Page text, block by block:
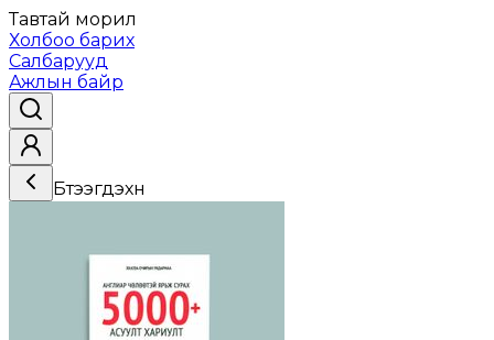
Тавтай морил
Холбоо барих
Салбарууд
Ажлын байр
Бүтээгдэхүүн